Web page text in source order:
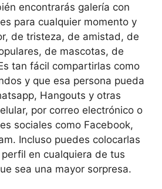
encontrarás galería con
para cualquier momento y
de tristeza, de amistad, de
de mascotas, de
tan fácil compartirlas como
y que esa persona pueda
Hangouts y otras
por correo electrónico o
sociales como Facebook,
Incluso puedes colocarlas
en cualquiera de tus
sea una mayor sorpresa.